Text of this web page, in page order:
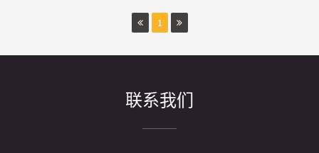
1
联系我们